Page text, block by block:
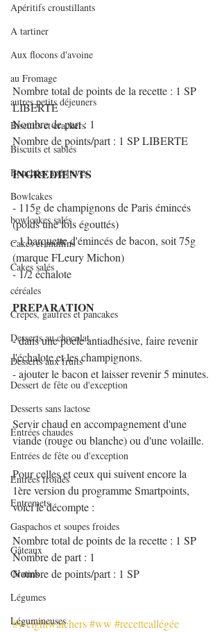
Apéritifs croustillants
A tartiner
Aux flocons d'avoine
au Fromage
autres petits déjeuners
Biscuits et crackers
Biscuits et sablés
Bouchées apéritives
Bowlcakes
bowlcakes salés
Cakes et muffins
Cakes salés
céréales
Crêpes, gaufres et pancakes
Desserts au chocolat
Desserts aux fruits
Dessert de fête ou d'exception
Desserts sans lactose
Entrées chaudes
Entrées de fête ou d'exception
Entrées froides
Entremets
Gaspachos et soupes froides
Gâteaux
Gratins
Légumes
Légumineuses
Nombre total de points de la recette : 1 SP
LIBERTE
Nombre de part : 1
Nombre de points/part : 1 SP LIBERTE
INGREDIENTS
- 115g de champignons de Paris émincés
(poids une fois égouttés)
- 1 barquette d'émincés de bacon, soit 75g
(marque FLeury Michon)
- 1/2 échalote
PREPARATION
- dans une poele antiadhésive, faire revenir
l'échalote et les champignons.
- ajouter le bacon et laisser revenir 5 minutes.
Servir chaud en accompagnement d'une
viande (rouge ou blanche) ou d'une volaille.
Pour celles et ceux qui suivent encore la
1ère version du programme Smartpoints,
voici le décompte :
Nombre total de points de la recette : 1 SP
Nombre de part : 1
Nombre de points/part : 1 SP
#weightwatchers#ww #recetteallégée